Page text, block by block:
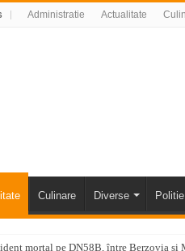
Administratie Actualitate
Culinare Diverse Politie
mortal pe DN58B, între Berzovia